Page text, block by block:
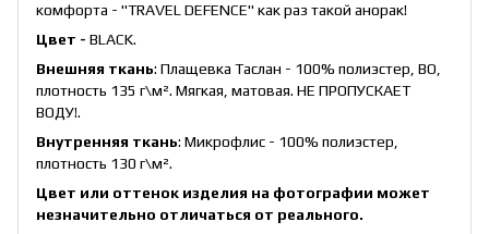
комфорта - "TRAVEL DEFENCE" как раз такой анорак!
Цвет - BLACK.
Внешняя ткань: Плащевка Таслан - 100% полиэстер, ВО,
плотность 135 г\м². Мягкая, матовая. НЕ ПРОПУСКАЕТ
ВОДУ!.
Внутренняя ткань: Микрофлис - 100% полиэстер,
плотность 130 г\м².
Цвет или оттенок изделия на фотографии может
незначительно отличаться от реального.